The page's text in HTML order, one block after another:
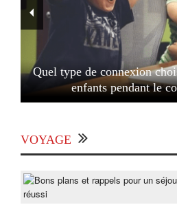
Quel type de connexion
enfants pendant le
VOYAGE